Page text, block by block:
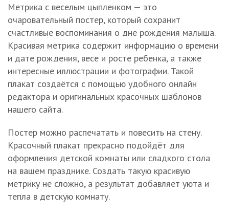
Метрика с веселым цыпленком — это
очаровательный постер, который сохранит
счастливые воспоминания о дне рождения малыша.
Красивая метрика содержит информацию о времени
и дате рождения, весе и росте ребенка, а также
интересные иллюстрации и фотографии. Такой
плакат создаётся с помощью удобного онлайн
редактора и оригинальных красочных шаблонов
нашего сайта.
Постер можно распечатать и повесить на стену.
Красочный плакат прекрасно подойдёт для
оформления детской комнаты или сладкого стола
на вашем празднике. Создать такую красивую
метрику не сложно, а результат добавляет уюта и
тепла в детскую комнату.